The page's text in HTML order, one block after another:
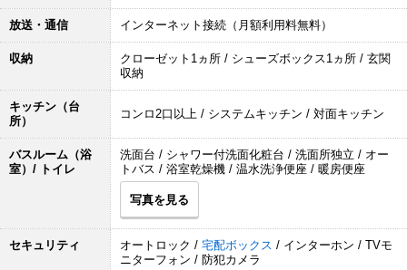
放送・通信 インターネット接続（月額利用料無料）
収納
クローゼット1ヵ所 / シューズボックス1ヵ所 / 玄関
収納
キッチン（台
所）
コンロ2口以上 / システムキッチン / 対面キッチン
バスルーム（浴
室）/ トイレ
洗面台 / シャワー付洗面化粧台 / 洗面所独立 / オー
トバス / 浴室乾燥機 / 温水洗浄便座 / 暖房便座
写真を見る
セキュリティ オートロック / 宅配ボックス / インターホン / TVモ
ニターフォン / 防犯カメラ